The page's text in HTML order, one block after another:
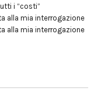
i “costi”
alla mia interrogazione
alla mia interrogazione